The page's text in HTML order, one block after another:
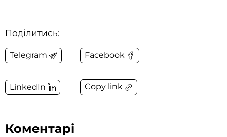
Поділитись:
Telegram Facebook
LinkedIn Copy link
Коментарі